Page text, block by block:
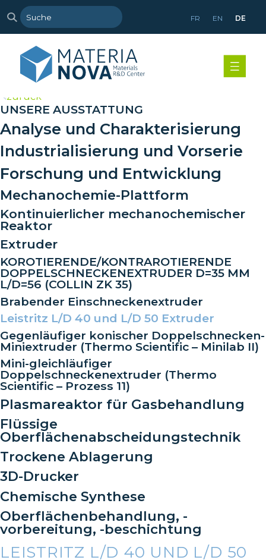
FR EN DE
zurück
UNSERE AUSSTATTUNG
Analyse und Charakterisierung
Industrialisierung und Vorserie
Forschung und Entwicklung
Mechanochemie-Plattform
Kontinuierlicher mechanochemischer
Reaktor
Extruder
KOROTIERENDE/KONTRAROTIERENDE
DOPPELSCHNECKENEXTRUDER D=35 MM
L/D=56 (COLLIN ZK 35)
Brabender Einschneckenextruder
Leistritz L/D 40 und L/D 50 Extruder
Gegenläufiger konischer Doppelschnecken-
Miniextruder (Thermo Scientific – Minilab II)
Mini-gleichläufiger
Doppelschneckenextruder (Thermo
Scientific – Prozess 11)
Plasmareaktor für Gasbehandlung
Flüssige
Oberflächenabscheidungstechnik
Trockene Ablagerung
3D-Drucker
Chemische Synthese
Oberflächenbehandlung, -
vorbereitung, -beschichtung
LEISTRITZ L/D 40 UND L/D 50